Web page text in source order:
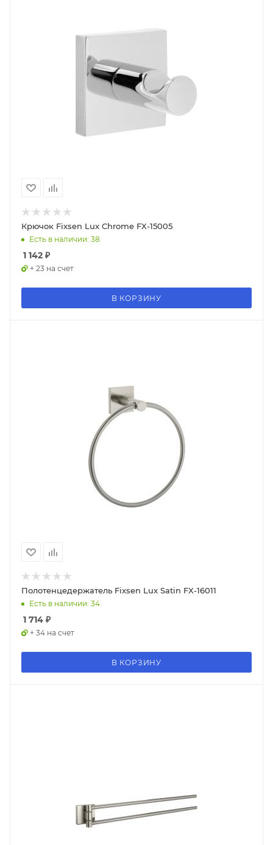
Крючок Fixsen Lux Chrome FX-15005
Есть в наличии: 38
1 142 ₽
+ 23 на счет
В КОРЗИНУ
Полотенцедержатель Fixsen Lux Satin FX-16011
Есть в наличии: 34
1 714 ₽
+ 34 на счет
В КОРЗИНУ